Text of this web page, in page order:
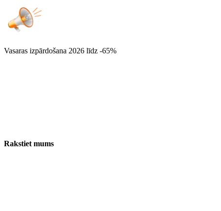
Vasaras izpārdošana 2026 līdz -65%
Rakstiet mums